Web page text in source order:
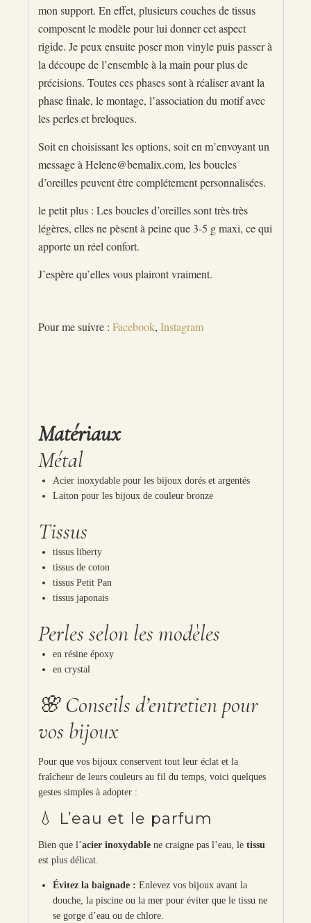
mon support. En effet, plusieurs couches de tissus
composent le modèle pour lui donner cet aspect
rigide. Je peux ensuite poser mon vinyle puis passer à
la découpe de l’ensemble à la main pour plus de
précisions. Toutes ces phases sont à réaliser avant la
phase finale, le montage, l’association du motif avec
les perles et breloques.
Soit en choisissant les options, soit en m’envoyant un
message à Helene@bemalix.com, les boucles
d’oreilles peuvent être complétement personnalisées.
le petit plus : Les boucles d’oreilles sont très très
légères, elles ne pèsent à peine que 3-5 g maxi, ce qui
apporte un réel confort.
J’espère qu’elles vous plairont vraiment.
Pour me suivre : Facebook, Instagram
Matériaux
Métal
Acier inoxydable pour les bijoux dorés et argentés
Laiton pour les bijoux de couleur bronze
Tissus
tissus liberty
tissus de coton
tissus Petit Pan
tissus japonais
Perles selon les modèles
en résine époxy
en crystal
🌸 Conseils d’entretien pour
vos bijoux
Pour que vos bijoux conservent tout leur éclat et la
fraîcheur de leurs couleurs au fil du temps, voici quelques
gestes simples à adopter :
💧 L’eau et le parfum
Bien que l’acier inoxydablene craigne pas l’eau, le tissu
est plus délicat.
Évitez la baignade : Enlevez vos bijoux avant la
douche, la piscine ou la mer pour éviter que le tissu ne
se gorge d’eau ou de chlore.